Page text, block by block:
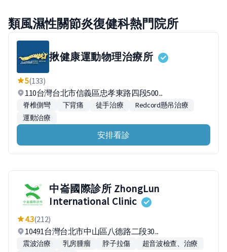
類風濕性關節炎復健科熱門院所
揪健康運動物理治療所
5(133)
110台灣台北市信義區忠孝東路四段500...
脊椎側彎 下背痛 徒手治療
Redcord懸吊治療
運動治療
安排看診
中崙國際診所 ZhongLun
International Clinic
4.3(212)
10491台灣台北市中山區八德路二段30...
震波治療 乳房腫瘤 脖子拉傷
超音波檢查、治療